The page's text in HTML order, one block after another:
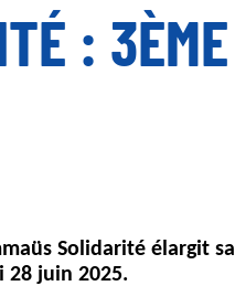
: 3ÈME
Solidarité élargit sa
28 juin 2025.